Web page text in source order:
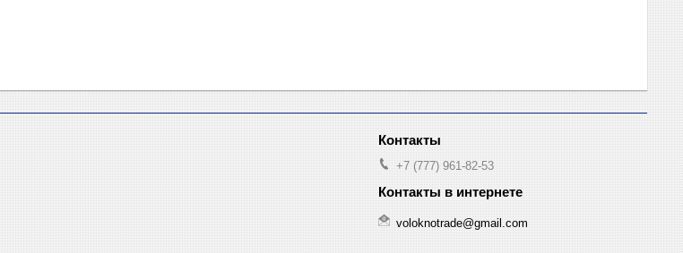
+7 (777) 961-82-53
voloknotrade@gmail.com